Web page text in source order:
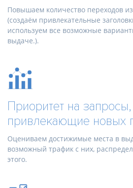
Повышаем количество переходов
(создаём привлекательные
используем все возможные
выдаче.).
Приоритет на запросы,
привлекающие новых
Оцениваем достижимые места в
возможный трафик с них,
этого.